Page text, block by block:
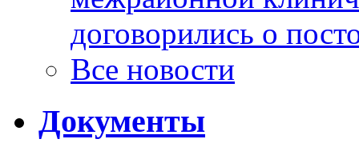
договорились о
Все новости
Документы